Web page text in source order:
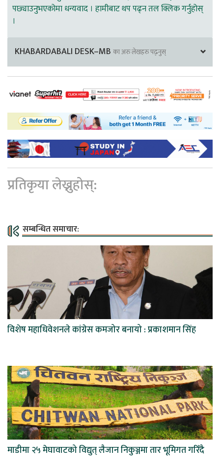
पछ्याउनुभएकोमा धन्यवाद । हामीबाट थप पढ्न तल क्लिक गर्नुहोस्
।
KHABARDABALI DESK–MB का अरु लेखहरु पढ्नुस्
प्रतिकृया लेख्नुहोस्:
सम्बन्धित समाचार:
विशेष महाधिवेशनले कांग्रेस कमजोर बनायो : प्रकाशमान सिंह
माडीमा २५ मेघावाटको विद्युत् लैजान निकुञ्जमा तार भूमिगत गरिँदै